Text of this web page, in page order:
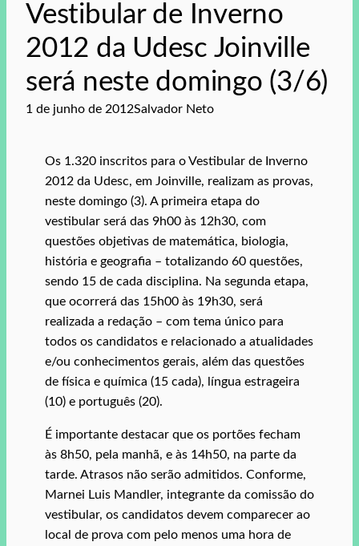
Vestibular de Inverno
2012 da Udesc Joinville
será neste domingo (3/6)
1 de junho de 2012Salvador Neto
Os 1.320 inscritos para o Vestibular de Inverno
2012 da Udesc, em Joinville, realizam as provas,
neste domingo (3). A primeira etapa do
vestibular será das 9h00 às 12h30, com
questões objetivas de matemática, biologia,
história e geografia – totalizando 60 questões,
sendo 15 de cada disciplina. Na segunda etapa,
que ocorrerá das 15h00 às 19h30, será
realizada a redação – com tema único para
todos os candidatos e relacionado a atualidades
e/ou conhecimentos gerais, além das questões
de física e química (15 cada), língua estrageira
(10) e português (20).
É importante destacar que os portões fecham
às 8h50, pela manhã, e às 14h50, na parte da
tarde. Atrasos não serão admitidos. Conforme,
Marnei Luis Mandler, integrante da comissão do
vestibular, os candidatos devem comparecer ao
local de prova com pelo menos uma hora de